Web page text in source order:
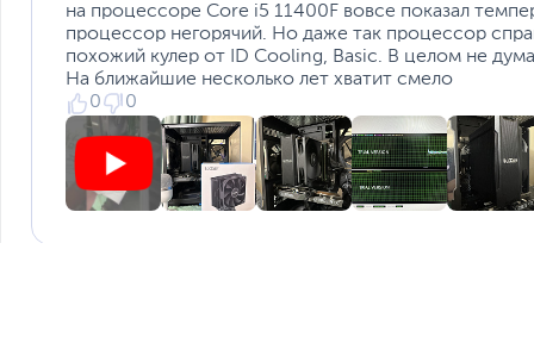
на процессоре Core i5 11400F вовсе показал
процессор негорячий. Но даже так процессор
похожий кулер от ID Cooling, Basic. В целом не
На ближайшие несколько лет хватит смело
0
0